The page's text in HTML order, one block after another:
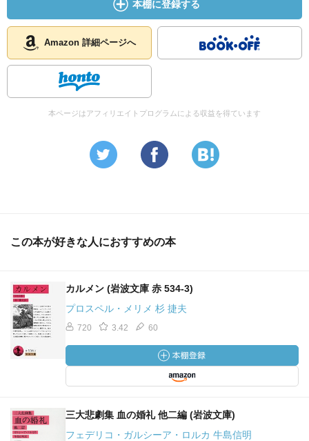
本棚に登録する
Amazon 詳細ページへ
本ページはアフィリエイトプログラムによる収益を得ています
この本が好きな人におすすめの本
カルメン (岩波文庫 赤 534-3)
プロスペル・メリメ 杉 捷夫
720 3.42 60
三大悲劇集 血の婚礼 他二編 (岩波文庫)
フェデリコ・ガルシーア・ロルカ 牛島信明